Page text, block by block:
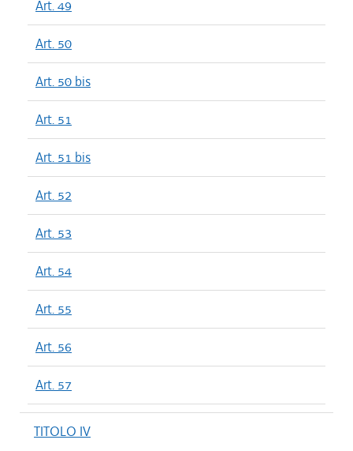
Art. 49
Art. 50
Art. 50 bis
Art. 51
Art. 51 bis
Art. 52
Art. 53
Art. 54
Art. 55
Art. 56
Art. 57
TITOLO IV